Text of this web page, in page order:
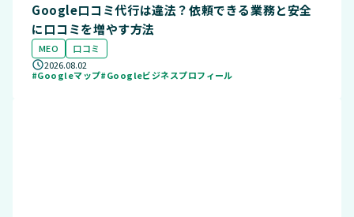
Google口コミ代行は違法？依頼できる業務と安全
に口コミを増やす方法
MEO
口コミ
2026.08.02
#Googleマップ#Googleビジネスプロフィール